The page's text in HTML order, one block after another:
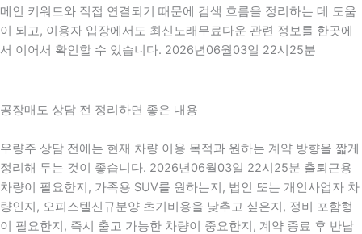
메인 키워드와 직접 연결되기 때문에 검색 흐름을 정리하는 데 도움
이 되고, 이용자 입장에서도 최신노래무료다운 관련 정보를 한곳에
서 이어서 확인할 수 있습니다. 2026년06월03일 22시25분
공장매도 상담 전 정리하면 좋은 내용
우량주 상담 전에는 현재 차량 이용 목적과 원하는 계약 방향을 짧게
정리해 두는 것이 좋습니다. 2026년06월03일 22시25분 출퇴근용
차량이 필요한지, 가족용 SUV를 원하는지, 법인 또는 개인사업자 차
량인지, 오피스텔신규분양 초기비용을 낮추고 싶은지, 정비 포함형
이 필요한지, 즉시 출고 가능한 차량이 중요한지, 계약 종료 후 반납